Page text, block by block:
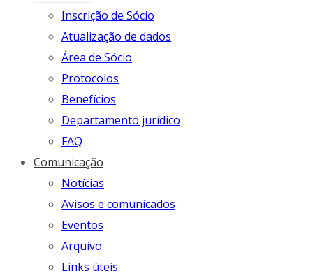
Inscrição de Sócio
Atualização de dados
Área de Sócio
Protocolos
Benefícios
Departamento jurídico
FAQ
Comunicação
Notícias
Avisos e comunicados
Eventos
Arquivo
Links úteis